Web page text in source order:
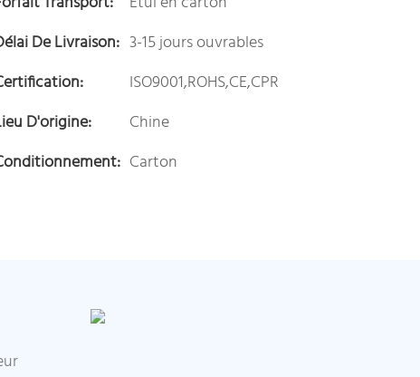
De Livraison: 3-15 jours ouvrables
ISO9001,ROHS,CE,CPR
D'origine:
Chine
Carton